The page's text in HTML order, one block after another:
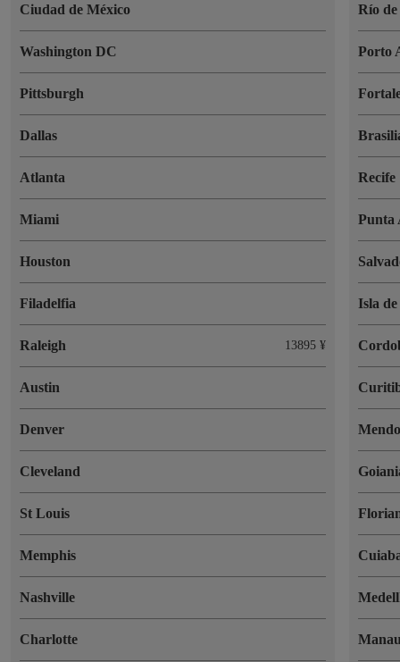
Ciudad de México
Washington DC
Pittsburgh
Dallas
Atlanta
Miami
Houston
Filadelfia
Raleigh 13895 ¥
Austin
Denver
Cleveland
St Louis
Memphis
Nashville
Charlotte
Río
Porto
Recife
Punta
Isla de